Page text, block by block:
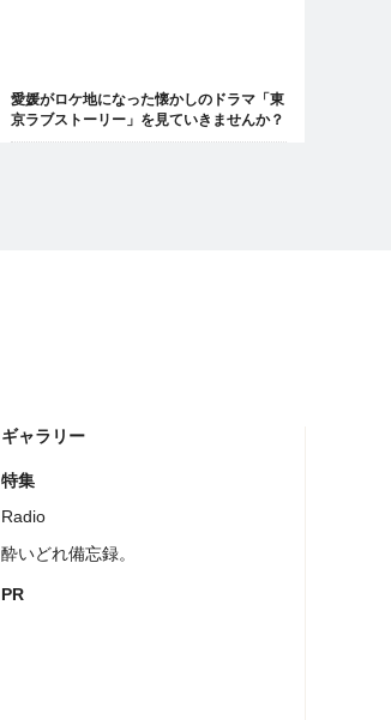
愛媛がロケ地になった懐かしのドラマ「東
京ラブストーリー」を見ていきませんか？
ギャラリー
特集
Radio
酔いどれ備忘録。
PR